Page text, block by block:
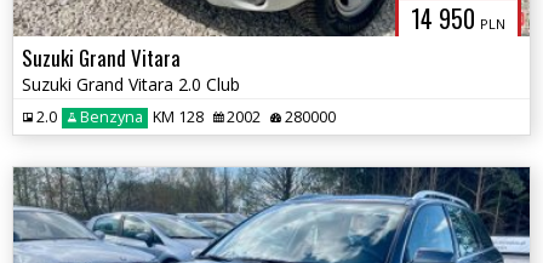
14 950 PLN
Suzuki Grand Vitara
Suzuki Grand Vitara 2.0 Club
2.0 Benzyna KM 128 2002 280000